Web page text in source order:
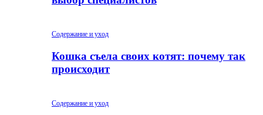
Содержание и уход
Кошка съела своих котят: почему так
происходит
Содержание и уход